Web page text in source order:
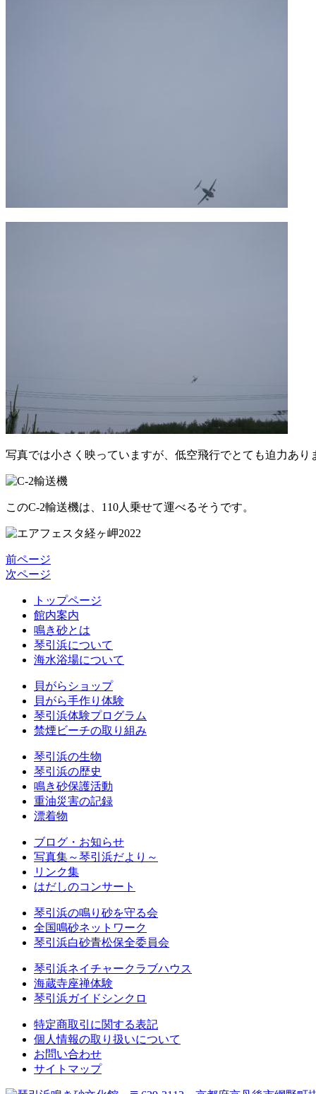
写真では小さく映っていますが、低空飛行でとても迫力あり
このC-2輸送機は、110人乗せて運べるそうです。
前ページ
次ページ
トップページ
館内案内
鳴き砂とは
琴引浜について
海水浴場について
貝がらショップ
貝がら手作り体験
琴引浜体験プログラム
禁煙ビーチの取り組み
琴引浜の生物
琴引浜の歴史
鳴き砂保護活動
重油災害の記録
漂着物
ブログ・お知らせ
写真集～琴引浜だより～
リンク集
はだしのコンサート
琴引浜の鳴り砂を守る会
全国鳴砂ネットワーク
琴引浜白砂青松保全委員会
琴引浜ネイチャークラブハウス
海蔵寺座禅体験
琴引浜ガイドシンクロ
特定商取引に関する表記
個人情報の取り扱いについて
お問い合わせ
サイトマップ